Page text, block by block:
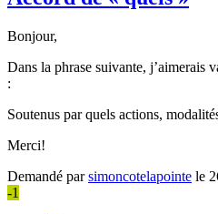
Bonjour,
Dans la phrase suivante, j’aimerais
:
Soutenus par quels actions,
Merci!
Demandé parsimoncotelapointe le
-1